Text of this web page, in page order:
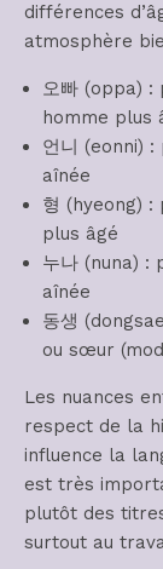
différences
atmosphère
오빠 (oppa) :
homme plus
언니 (eonni)
aînée
형 (hyeong)
plus âgé
누나 (nuna)
aînée
동생
ou sœur
Les nuances
respect de la
influence la
est très
plutôt des
surtout au